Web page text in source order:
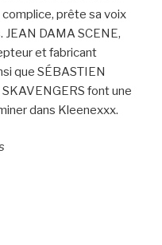
complice, prête sa voix
DAMA SCENE,
et fabricant
que SÉBASTIEN
font une
dans Kleenexxx.